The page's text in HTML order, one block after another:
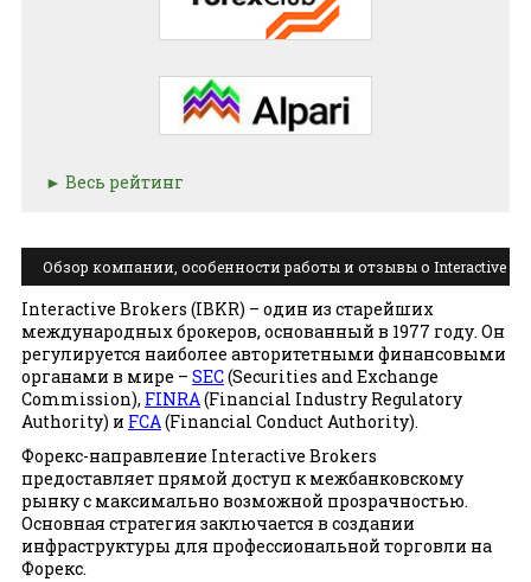
Весь рейтинг
Обзор компании, особенности работы и отзывы о Interactive
Brokers
Interactive Brokers (IBKR) – один из старейших
международных брокеров, основанный в 1977 году. Он
регулируется наиболее авторитетными финансовыми
органами в мире – SEC(Securities and Exchange
Commission), FINRA(Financial Industry Regulatory
Authority) и FCA(Financial Conduct Authority).
Форекс-направление Interactive Brokers
предоставляет прямой доступ к межбанковскому
рынку с максимально возможной прозрачностью.
Основная стратегия заключается в создании
инфраструктуры для профессиональной торговли на
Форекс.